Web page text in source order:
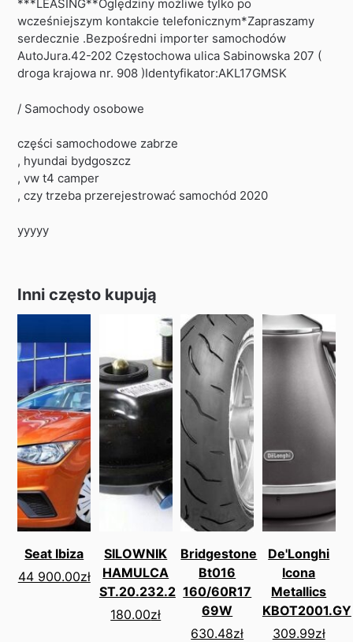
***LEASING**Oględziny możliwe tylko po
wcześniejszym kontakcie telefonicznym*Zapraszamy
serdecznie .Bezpośredni importer samochodów
AutoJura.42-202 Częstochowa ulica Sabinowska 207 (
droga krajowa nr. 908 )Identyfikator:AKL17GMSK
/ Samochody osobowe
części samochodowe zabrze
, hyundai bydgoszcz
, vw t4 camper
, czy trzeba przerejestrować samochód 2020
yyyyy
Inni często kupują
Seat Ibiza
44 900.00zł
SILOWNIK
HAMULCA
ST.20.232.2
180.00zł
Bridgestone
Bt016
160/60R17
69W
630.48zł
De'Longhi
Icona
Metallics
KBOT2001.GY
309.99zł